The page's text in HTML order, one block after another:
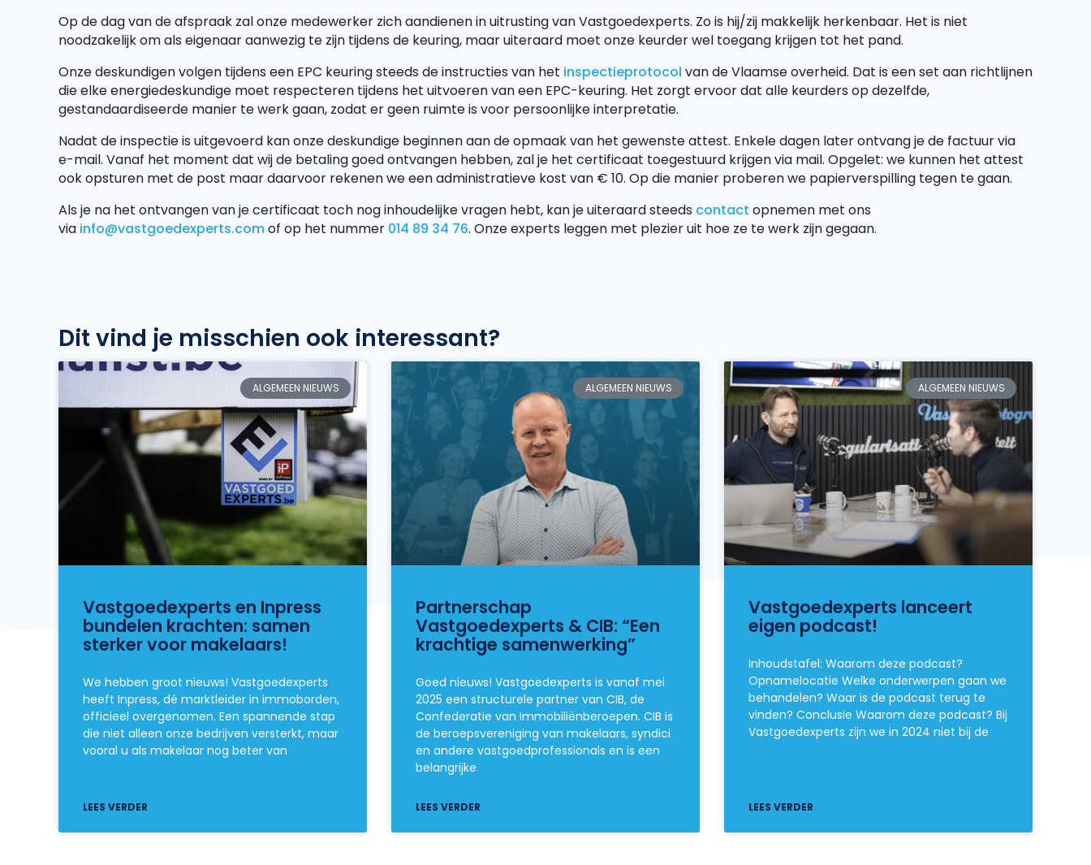
Op de dag van de afspraak zal onze medewerker zich aandienen in uitrusting van Vastgoedexperts. Zo is hij/zij makkelijk herkenbaar. Het is niet
noodzakelijk om als eigenaar aanwezig te zijn tijdens de keuring, maar uiteraard moet onze keurder wel toegang krijgen tot het pand.
Onze deskundigen volgen tijdens een EPC keuring steeds de instructies van het inspectieprotocol van de Vlaamse overheid. Dat is een set aan richtlijnen
die elke energiedeskundige moet respecteren tijdens het uitvoeren van een EPC-keuring. Het zorgt ervoor dat alle keurders op dezelfde,
gestandaardiseerde manier te werk gaan, zodat er geen ruimte is voor persoonlijke interpretatie.
Nadat de inspectie is uitgevoerd kan onze deskundige beginnen aan de opmaak van het gewenste attest. Enkele dagen later ontvang je de factuur via
e-mail. Vanaf het moment dat wij de betaling goed ontvangen hebben, zal je het certificaat toegestuurd krijgen via mail. Opgelet: we kunnen het attest
ook opsturen met de post maar daarvoor rekenen we een administratieve kost van € 10. Op die manier proberen we papierverspilling tegen te gaan.
Als je na het ontvangen van je certificaat toch nog inhoudelijke vragen hebt, kan je uiteraard steeds contact opnemen met ons
via info@vastgoedexperts.comof op het nummer 014 89 34 76. Onze experts leggen met plezier uit hoe ze te werk zijn gegaan.
Dit vind je misschien ook interessant?
ALGEMEEN NIEUWS
Vastgoedexperts en Inpress
bundelen krachten: samen
sterker voor makelaars!
We hebben groot nieuws! Vastgoedexperts
heeft Inpress, dé marktleider in immoborden,
officieel overgenomen. Een spannende stap
die niet alleen onze bedrijven versterkt, maar
vooral u als makelaar nog beter van
LEES VERDER
ALGEMEEN NIEUWS
Partnerschap
Vastgoedexperts & CIB: “Een
krachtige samenwerking”
Goed nieuws! Vastgoedexperts is vanaf mei
2025 een structurele partner van CIB, de
Confederatie van Immobiliënberoepen. CIB is
de beroepsvereniging van makelaars, syndici
en andere vastgoedprofessionals en is een
belangrijke
LEES VERDER
ALGEMEEN NIEUWS
Vastgoedexperts lanceert
eigen podcast!
Inhoudstafel: Waarom deze podcast?
Opnamelocatie Welke onderwerpen gaan we
behandelen? Waar is de podcast terug te
vinden? Conclusie Waarom deze podcast? Bij
Vastgoedexperts zijn we in 2024 niet bij de
LEES VERDER